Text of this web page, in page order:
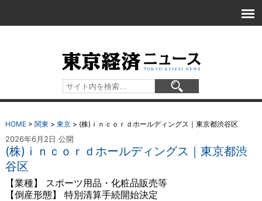
HOME> 関東 > 東京> (株)ｉｎｃｏｒｄホールディングス｜東京都渋谷区
2026年6月2日 公開
(株)ｉｎｃｏｒｄホールディングス｜東京都渋
谷区
【業種】 スポーツ用品・化粧品販売等
【倒産形態】 特別清算手続開始決定